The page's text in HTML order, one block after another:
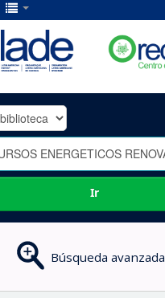
Ir
Búsqueda avanzada